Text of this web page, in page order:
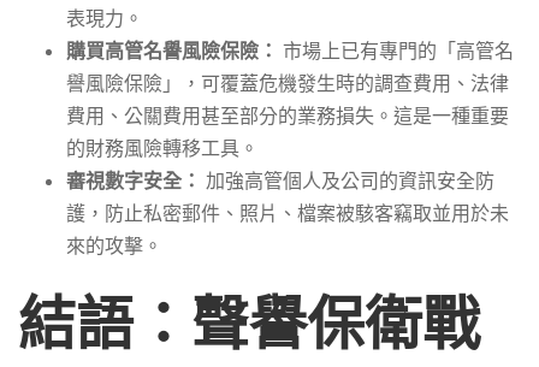
表現力。
購買高管名譽風險保險： 市場上已有專門的「高管名
譽風險保險」，可覆蓋危機發生時的調查費用、法律
費用、公關費用甚至部分的業務損失。這是一種重要
的財務風險轉移工具。
審視數字安全： 加強高管個人及公司的資訊安全防
護，防止私密郵件、照片、檔案被駭客竊取並用於未
來的攻擊。
結語：聲譽保衛戰